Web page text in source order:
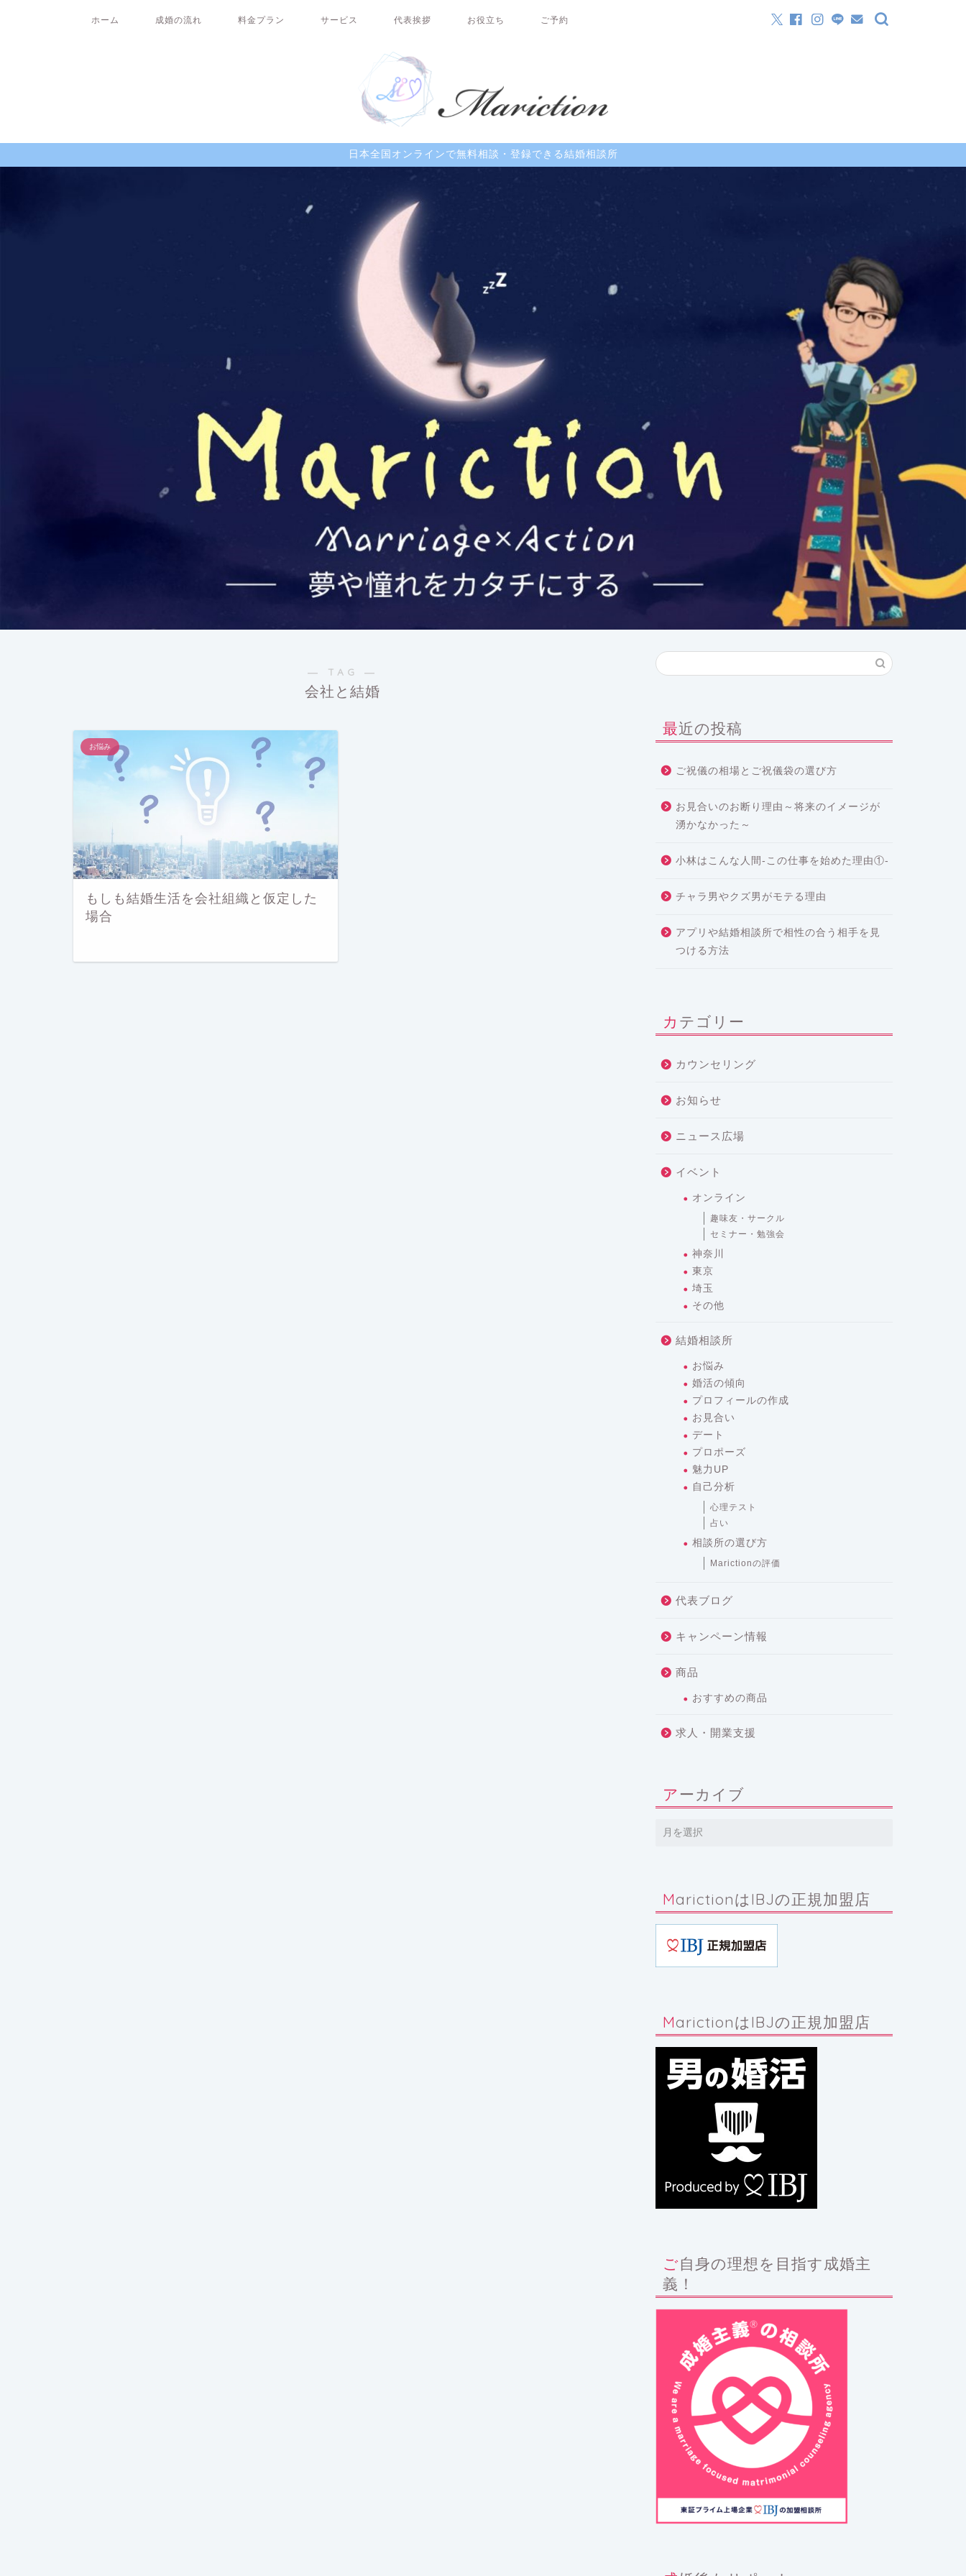
ホーム 成婚の流れ 料金プラン サービス 代表挨拶 お役立ち ご予約
日本全国オンラインで無料相談・登録できる結婚相談所
― TAG ―
会社と結婚
お悩み
もしも結婚生活を会社組織と仮定した
場合
最近の投稿
ご祝儀の相場とご祝儀袋の選び方
お見合いのお断り理由～将来のイメージが
湧かなかった～
小林はこんな人間-この仕事を始めた理由①-
チャラ男やクズ男がモテる理由
アプリや結婚相談所で相性の合う相手を見
つける方法
カテゴリー
カウンセリング
お知らせ
ニュース広場
イベント
オンライン
趣味友・サークル
セミナー・勉強会
神奈川
東京
埼玉
その他
結婚相談所
お悩み
婚活の傾向
プロフィールの作成
お見合い
デート
プロポーズ
魅力UP
自己分析
心理テスト
占い
相談所の選び方
Marictionの評価
代表ブログ
キャンペーン情報
商品
おすすめの商品
求人・開業支援
アーカイブ
MarictionはIBJの正規加盟店
MarictionはIBJの正規加盟店
ご自身の理想を目指す成婚主
義！